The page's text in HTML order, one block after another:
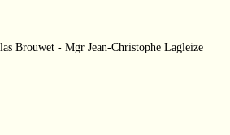
Brouwet - Mgr Jean-Christophe Lagleize